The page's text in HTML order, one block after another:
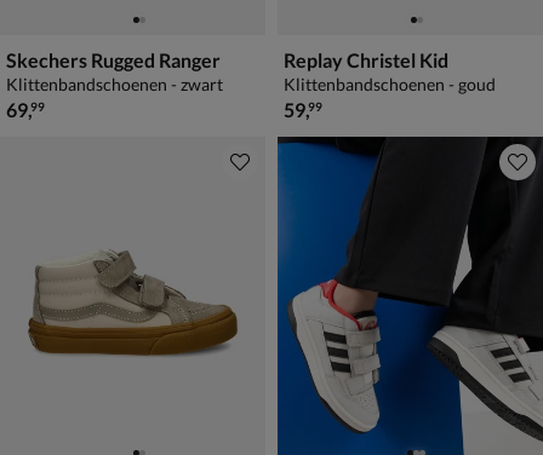
Skechers Rugged Ranger
Klittenbandschoenen - zwart
€ 69,99
69,99
Replay Christel Kid
Klittenbandschoenen - goud
€ 59,99
59,99